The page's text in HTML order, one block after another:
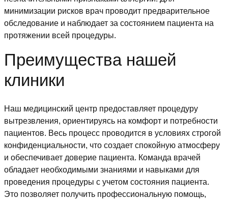
минимизации рисков врач проводит предварительное
обследование и наблюдает за состоянием пациента на
протяжении всей процедуры.
Преимущества нашей
клиники
Наш медицинский центр предоставляет процедуру
вытрезвления, ориентируясь на комфорт и потребности
пациентов. Весь процесс проводится в условиях строгой
конфиденциальности, что создает спокойную атмосферу
и обеспечивает доверие пациента. Команда врачей
обладает необходимыми знаниями и навыками для
проведения процедуры с учетом состояния пациента.
Это позволяет получить профессиональную помощь,